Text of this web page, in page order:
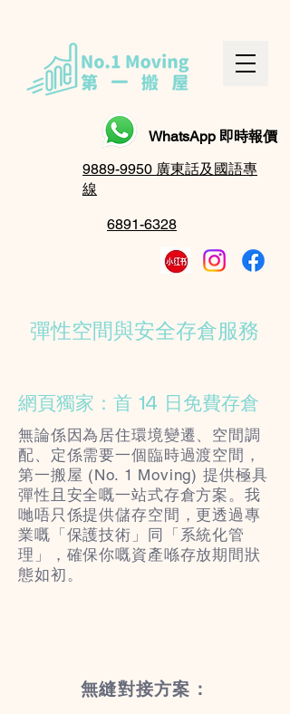
WhatsApp 即時報價
9889-9950 廣東話及國語專
線
6891-6328
彈性空間與安全存倉服務
網頁獨家：首 14 日免費存倉
無論係因為居住環境變遷、空間調
配、定係需要一個臨時過渡空間，
第一搬屋 (No. 1 Moving) 提供極具
彈性且安全嘅一站式存倉方案。我
哋唔只係提供儲存空間，更透過專
業嘅「保護技術」同「系統化管
理」，確保你嘅資產喺存放期間狀
態如初。
無縫對接方案：